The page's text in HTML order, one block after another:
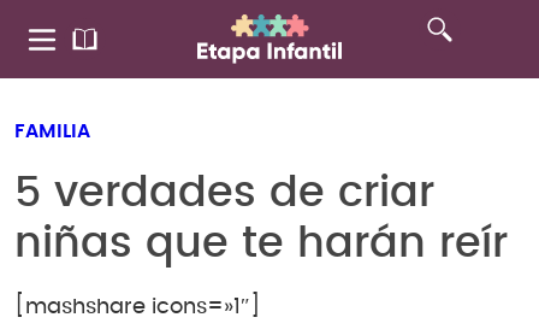
FAMILIA
5 verdades de criar
niñas que te harán reír
[mashshare icons=»1″]